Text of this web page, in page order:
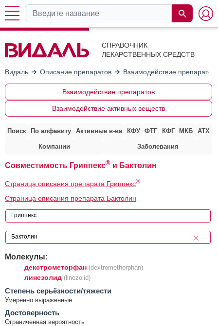
СПРАВОЧНИК
ЛЕКАРСТВЕННЫХ СРЕДСТВ
Видаль Описание препаратов Взаимодействие препаратов
Взаимодействие препаратов
Взаимодействие активных веществ
Поиск По алфавиту Активные в-ва КФУ ФТГ КФГ МКБ АТХ
Компании Заболевания
Совместимость Гриппекс® и Бактолин
Страница описания препарата Гриппекс®
Страница описания препарата Бактолин
Молекулы:
декстрометорфан (dextromethorphan)
линезолид (linezolid)
Cтепень серьёзности/тяжести
Умеренно выраженные
Достоверность
Ограниченная вероятность